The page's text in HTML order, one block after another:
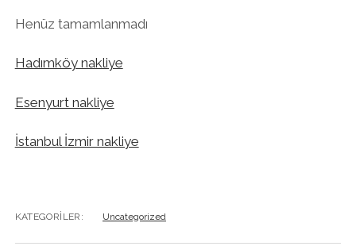
Henüz tamamlanmadı
Hadımköy nakliye
Esenyurt nakliye
İstanbul İzmir nakliye
KATEGORILER: Uncategorized